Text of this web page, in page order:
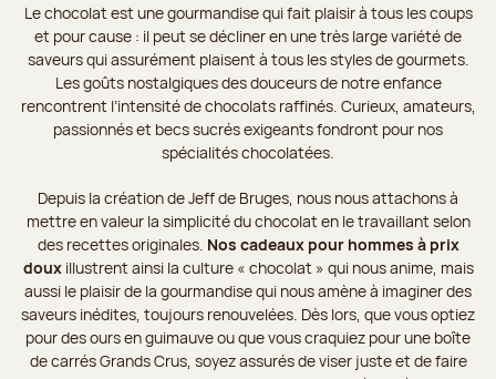
Le chocolat est une gourmandise qui fait plaisir à tous les coups
et pour cause : il peut se décliner en une très large variété de
saveurs qui assurément plaisent à tous les styles de gourmets.
Les goûts nostalgiques des douceurs de notre enfance
rencontrent l’intensité de chocolats raffinés. Curieux, amateurs,
passionnés et becs sucrés exigeants fondront pour nos
spécialités chocolatées.
Depuis la création de Jeff de Bruges, nous nous attachons à
mettre en valeur la simplicité du chocolat en le travaillant selon
des recettes originales. Nos cadeaux pour hommes à prix
douxillustrent ainsi la culture « chocolat » qui nous anime, mais
aussi le plaisir de la gourmandise qui nous amène à imaginer des
saveurs inédites, toujours renouvelées. Dès lors, que vous optiez
pour des ours en guimauve ou que vous craquiez pour une boîte
de carrés Grands Crus, soyez assurés de viser juste et de faire